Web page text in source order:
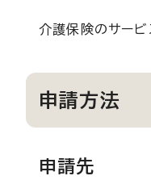
介護保険のサービ
申請方法
申請先